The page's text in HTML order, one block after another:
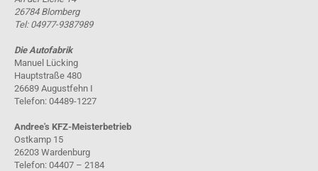
26784 Blomberg
Tel: 04977-9387989
Die Autofabrik
Manuel Lücking
Hauptstraße 480
26689 Augustfehn I
Telefon: 04489-1227
Andree's KFZ-Meisterbetrieb
Ostkamp 15
26203 Wardenburg
Telefon: 04407 – 2184